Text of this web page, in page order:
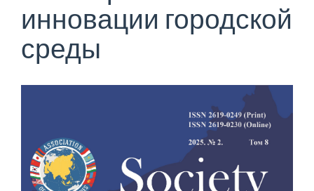
инновации городской
среды
панели